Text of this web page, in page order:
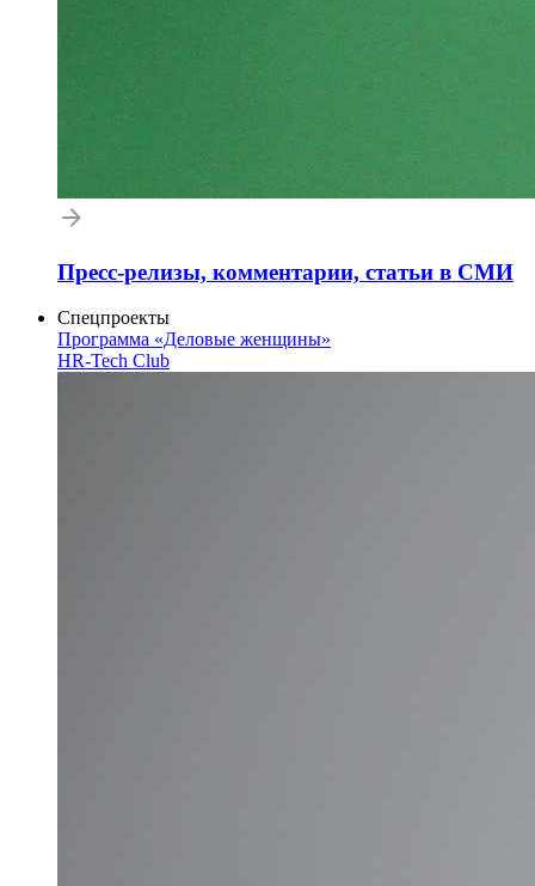
Пресс-релизы, комментарии, статьи в СМИ
Спецпроекты
Программа «Деловые женщины»
HR-Tech Club